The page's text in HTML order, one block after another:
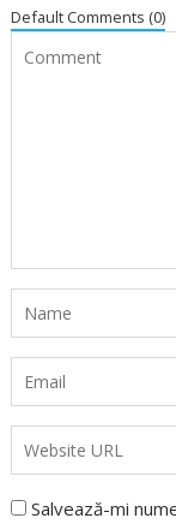
Default Comments (0)
Salvează-mi